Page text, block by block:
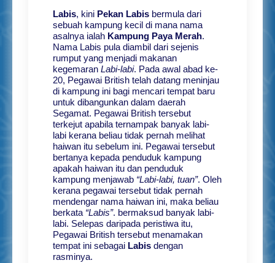
Labis, kini Pekan Labis bermula dari
sebuah kampung kecil di mana nama
asalnya ialah Kampung Paya Merah.
Nama Labis pula diambil dari sejenis
rumput yang menjadi makanan
kegemaranLabi-labi. Pada awal abad ke-
20, Pegawai British telah datang meninjau
di kampung ini bagi mencari tempat baru
untuk dibangunkan dalam daerah
Segamat. Pegawai British tersebut
terkejut apabila ternampak banyak labi-
labi kerana beliau tidak pernah melihat
haiwan itu sebelum ini. Pegawai tersebut
bertanya kepada penduduk kampung
apakah haiwan itu dan penduduk
kampung menjawab “Labi-labi, tuan”. Oleh
kerana pegawai tersebut tidak pernah
mendengar nama haiwan ini, maka beliau
berkata “Labis”. bermaksud banyak labi-
labi. Selepas daripada peristiwa itu,
Pegawai British tersebut menamakan
tempat ini sebagai Labis dengan
rasminya.